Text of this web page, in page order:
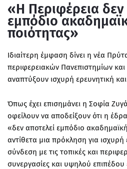
«Η Περιφέρεια δεν
εμπόδιο
ποιότητας»
Ιδιαίτερη έμφαση δίνει η νέα
περιφερειακών Πανεπιστημίων
αναπτύξουν ισχυρή ερευνητική
Όπως έχει επισημάνει η Σοφία
οφείλουν να αποδείξουν ότι η
«δεν αποτελεί εμπόδιο
αντίθετα μια πρόκληση για ισχυρή
σύνδεση με τις τοπικές και
συνεργασίες και υψηλού επιπέδου